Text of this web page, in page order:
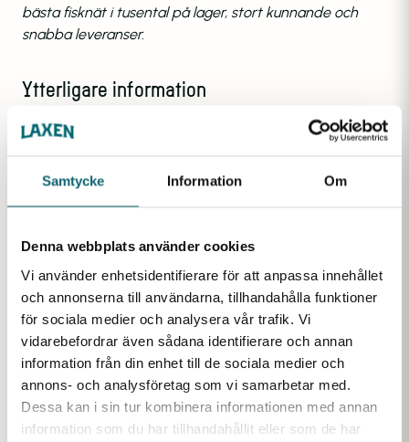
Samtycke Information Om
Denna webbplats använder cookies
Vi använder enhetsidentifierare för att anpassa innehållet
och annonserna till användarna, tillhandahålla funktioner
för sociala medier och analysera vår trafik. Vi
vidarebefordrar även sådana identifierare och annan
information från din enhet till de sociala medier och
annons- och analysföretag som vi samarbetar med.
Dessa kan i sin tur kombinera informationen med annan
information som du har tillhandahållit eller som de har
bästa fisknät i tusental på lager, stort kunnande och
snabba leveranser.
Ytterligare information
Vikt
0,3 kg
Favoriter inom samma kategori
Nätslinga 60m 3.0m
50mm 0.25
Nätslinga i heldragen grön
Nätslinga 60m 3.0m
46mm 0.20
Nätslinga i heldragen grön
50mm
Nätslinga